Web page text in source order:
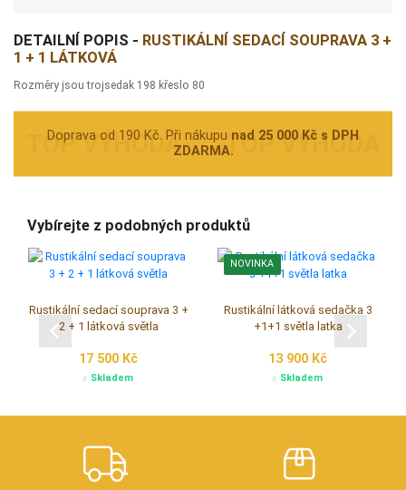
DETAILNÍ POPIS - RUSTIKÁLNÍ SEDACÍ SOUPRAVA 3 +
1 + 1 LÁTKOVÁ
Rozměry jsou trojsedak 198 křeslo 80
Doprava od 190 Kč. Při nákupu nad 25 000 Kč s DPH
ZDARMA.
Vybírejte z podobných produktů
Rustikální sedací souprava 3 +
2 + 1 látková světla
17 500 Kč
Skladem
NOVINKA
Rustikální látková sedačka 3
+1+1 světla latka
13 900 Kč
Skladem